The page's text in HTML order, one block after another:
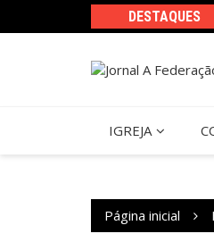
DESTAQUES
IGREJA
Página inicial